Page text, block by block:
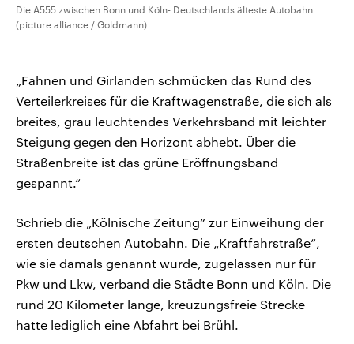
Die A555 zwischen Bonn und Köln- Deutschlands älteste Autobahn
(picture alliance / Goldmann)
„Fahnen und Girlanden schmücken das Rund des
Verteilerkreises für die Kraftwagenstraße, die sich als
breites, grau leuchtendes Verkehrsband mit leichter
Steigung gegen den Horizont abhebt. Über die
Straßenbreite ist das grüne Eröffnungsband
gespannt.“
Schrieb die „Kölnische Zeitung“ zur Einweihung der
ersten deutschen Autobahn. Die „Kraftfahrstraße“,
wie sie damals genannt wurde, zugelassen nur für
Pkw und Lkw, verband die Städte Bonn und Köln. Die
rund 20 Kilometer lange, kreuzungsfreie Strecke
hatte lediglich eine Abfahrt bei Brühl.